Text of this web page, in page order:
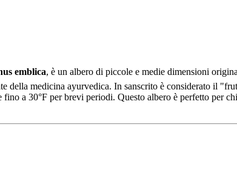
emblica, è un albero di piccole e medie dimensioni
medicina ayurvedica. In sanscrito è considerato il
fino a 30°F per brevi periodi. Questo albero è perfetto